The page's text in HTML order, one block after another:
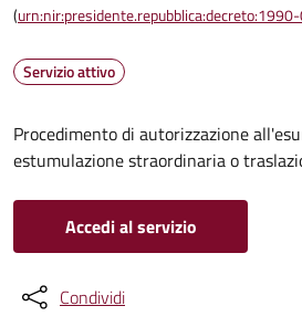
(
Servizio attivo
Procedimento di autorizzazione
estumulazione straordinaria o
Accedi al servizio
Condividi